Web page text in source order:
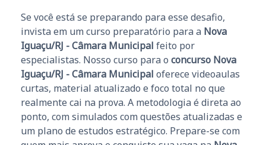
Se você está se preparando para esse desafio,
invista em um curso preparatório para a Nova
Iguaçu/RJ - Câmara Municipal feito por
especialistas. Nosso curso para o concurso Nova
Iguaçu/RJ - Câmara Municipal oferece videoaulas
curtas, material atualizado e foco total no que
realmente cai na prova. A metodologia é direta ao
ponto, com simulados com questões atualizadas e
um plano de estudos estratégico. Prepare-se com